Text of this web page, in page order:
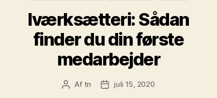
Iværksætteri: Sådan
finder du din første
medarbejder
Indlægsforfatter
Af tn Indlægsdato
juli 15, 2020